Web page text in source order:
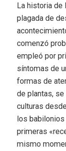
La historia de
plagada de
comenzó
empleó por
síntomas de
formas de
de plantas,
culturas
los
primeras
mismo